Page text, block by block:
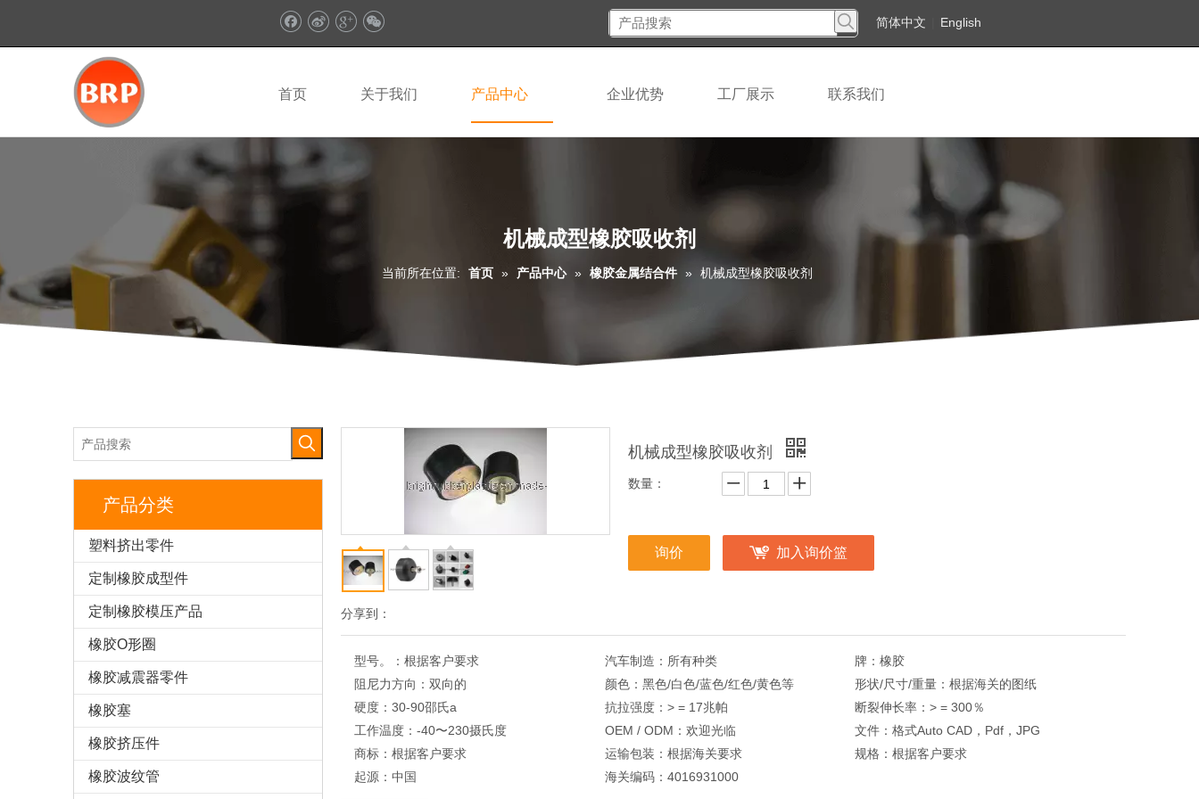
简体中文 English
首页 关于我们 产品中心 企业优势 工厂展示 联系我们
机械成型橡胶吸收剂
当前所在位置: 首页 » 产品中心 » 橡胶金属结合件 » 机械成型橡胶吸收剂
产品分类
塑料挤出零件
定制橡胶成型件
定制橡胶模压产品
橡胶O形圈
橡胶减震器零件
橡胶塞
橡胶挤压件
橡胶波纹管
分享到：
机械成型橡胶吸收剂
数量：
询价 加入询价篮
型号。： 根据客户要求 汽车制造： 所有种类 牌： 橡胶
阻尼力方向： 双向的 颜色： 黑色/白色/蓝色/红色/黄色等 形状/尺寸/重量： 根据海关的图纸
硬度： 30-90邵氏a 抗拉强度： > = 17兆帕 断裂伸长率： > = 300％
工作温度： -40〜230摄氏度 OEM / ODM： 欢迎光临 文件： 格式Auto CAD，Pdf，JPG
商标： 根据客户要求 运输包装： 根据海关要求 规格： 根据客户要求
起源： 中国 海关编码： 4016931000